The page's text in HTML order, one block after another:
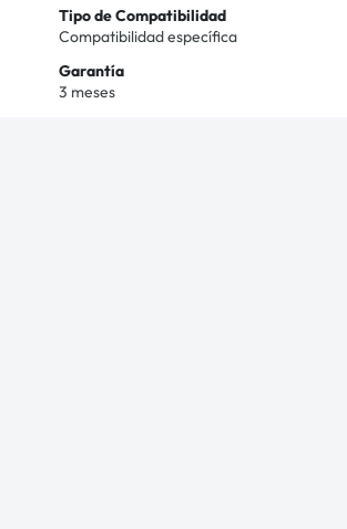
Tipo de Compatibilidad
Compatibilidad específica
Garantía
3 meses